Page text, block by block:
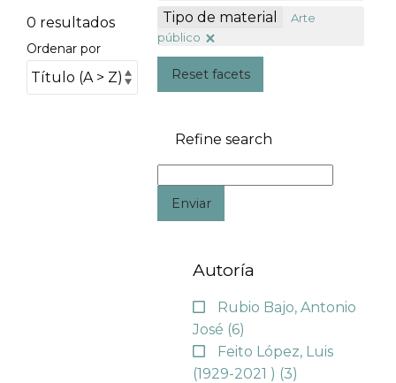
0 resultados
Ordenar por
Tipo de material
Arte
público
Reset facets
Refine search
Enviar
Autoría
Rubio Bajo, Antonio
José (6)
Feito López, Luis
(1929-2021 ) (3)